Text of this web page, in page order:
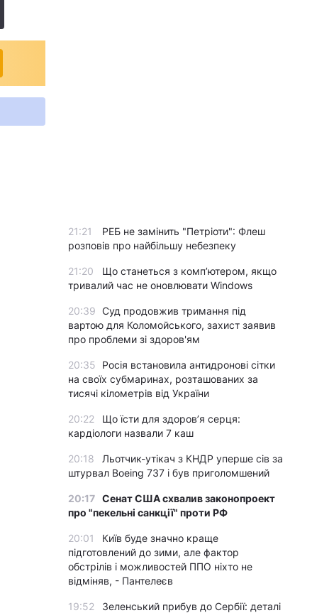
21:21
РЕБ не замінить "Петріоти": Флеш
розповів про найбільшу небезпеку
21:20
Що станеться з комп’ютером, якщо
тривалий час не оновлювати Windows
20:39 Суд продовжив тримання під
вартою для Коломойського, захист заявив
про проблеми зі здоров'ям
20:35
Росія встановила антидронові сітки
на своїх субмаринах, розташованих за
тисячі кілометрів від України
20:22
Що їсти для здоров’я серця:
кардіологи назвали 7 каш
20:18
Льотчик-утікач з КНДР уперше сів за
штурвал Boeing 737 і був приголомшений
20:17 Сенат США схвалив законопроект
про "пекельні санкції" проти РФ
20:01
Київ буде значно краще
підготовлений до зими, але фактор
обстрілів і можливостей ППО ніхто не
відміняв, - Пантелеєв
19:52
Зеленський прибув до Сербії: деталі